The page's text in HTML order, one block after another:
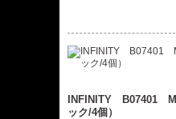
INFINITY B07401
ック/4個）